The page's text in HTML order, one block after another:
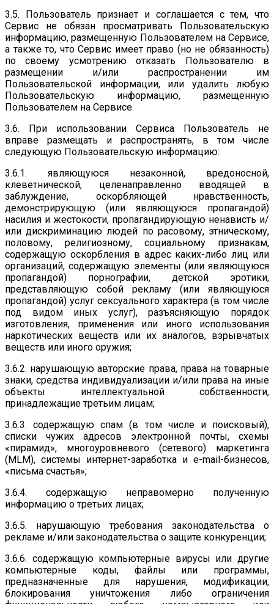
3.5. Пользователь признает и соглашается с тем, что
Сервис не обязан просматривать Пользовательскую
информацию, размещенную Пользователем на Сервисе,
а также то, что Сервис имеет право (но не обязанность)
по своему усмотрению отказать Пользователю в
размещении и/или распространении им
Пользовательской информации, или удалить любую
Пользовательскую информацию, размещенную
Пользователем на Сервисе.
3.6. При использовании Сервиса Пользователь не
вправе размещать и распространять, в том числе
следующую Пользовательскую информацию:
3.6.1. являющуюся незаконной, вредоносной,
клеветнической, целенаправленно вводящей в
заблуждение, оскорбляющей нравственность,
демонстрирующую (или являющуюся пропагандой)
насилия и жестокости, пропагандирующую ненависть и/
или дискриминацию людей по расовому, этническому,
половому, религиозному, социальному признакам,
содержащую оскорбления в адрес каких-либо лиц или
организаций, содержащую элементы (или являющуюся
пропагандой) порнографии, детской эротики,
представляющую собой рекламу (или являющуюся
пропагандой) услуг сексуального характера (в том числе
под видом иных услуг), разъясняющую порядок
изготовления, применения или иного использования
наркотических веществ или их аналогов, взрывчатых
веществ или иного оружия;
3.6.2. нарушающую авторские права, права на товарные
знаки, средства индивидуализации и/или права на иные
объекты интеллектуальной собственности,
принадлежащие третьим лицам;
3.6.3. содержащую спам (в том числе и поисковый),
списки чужих адресов электронной почты, схемы
«пирамид», многоуровневого (сетевого) маркетинга
(MLM), системы интернет-заработка и e-mail-бизнесов,
«письма счастья»;
3.6.4. содержащую неправомерно полученную
информацию о третьих лицах;
3.6.5. нарушающую требования законодательства о
рекламе и/или законодательства о защите конкуренции;
3.6.6. содержащую компьютерные вирусы или другие
компьютерные коды, файлы или программы,
предназначенные для нарушения, модификации,
блокирования уничтожения либо ограничения